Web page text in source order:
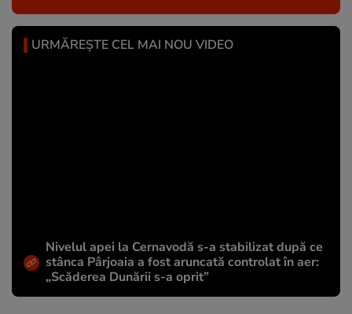
URMĂREȘTE CEL MAI NOU VIDEO
Nivelul apei la Cernavodă s-a stabilizat după ce
stânca Pârjoaia a fost aruncată controlat în aer:
„Scăderea Dunării s-a oprit”